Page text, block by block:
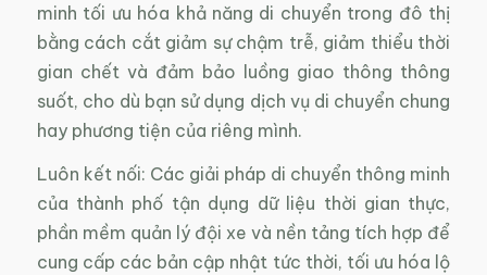
minh tối ưu hóa khả năng di chuyển trong đô thị
bằng cách cắt giảm sự chậm trễ, giảm thiểu thời
gian chết và đảm bảo luồng giao thông thông
suốt, cho dù bạn sử dụng dịch vụ di chuyển chung
hay phương tiện của riêng mình.
Luôn kết nối: Các giải pháp di chuyển thông minh
của thành phố tận dụng dữ liệu thời gian thực,
phần mềm quản lý đội xe và nền tảng tích hợp để
cung cấp các bản cập nhật tức thời, tối ưu hóa lộ